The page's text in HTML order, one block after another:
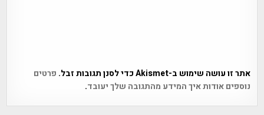
אתר זו עושה שימוש ב-Akismet כדי לסנן תגובות זבל.
פרטים
נוספים אודות איך המידע מהתגובה שלך יעובד.